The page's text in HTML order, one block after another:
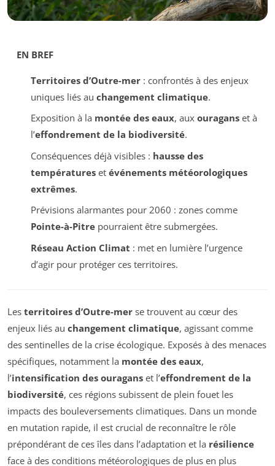
EN BREF
Territoires d’Outre-mer: confrontés à des enjeux
uniques liés au changement climatique.
Exposition à la montée des eaux, aux ouraganset à
l’effondrement de la biodiversité.
Conséquences déjà visibles : hausse des
températureset événements météorologiques
extrêmes.
Prévisions alarmantes pour 2060 : zones comme
Pointe-à-Pitrepourraient être submergées.
Réseau Action Climat : met en lumière l’urgence
d’agir pour protéger ces territoires.
Les territoires d’Outre-mer se trouvent au cœur des
enjeux liés au changement climatique, agissant comme
des sentinelles de la crise écologique. Exposés à des menaces
spécifiques, notamment la montée des eaux,
l’intensification des ouragans et l’effondrement de la
biodiversité, ces régions subissent de plein fouet les
impacts des bouleversements climatiques. Dans un monde
en mutation rapide, il est crucial de reconnaître le rôle
prépondérant de ces îles dans l’adaptation et la résilience
face à des conditions météorologiques de plus en plus